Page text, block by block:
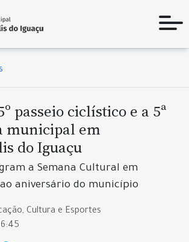
passeio ciclístico e a 5ª
municipal em
do Iguaçu
a Semana Cultural em
aniversário do município
Cultura e Esportes